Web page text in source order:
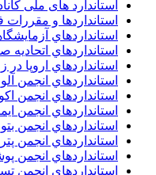
استاندارد های ملی
استانداردها و مقررات
استانداردهاي
استانداردهاي اتحاديه
استانداردهاي اروپا
استانداردهاي انجمن
استانداردهاي انجمن
استانداردهاي انجمن
استانداردهاي انجمن
استانداردهاي انجمن
استانداردهاي
استانداردهاي انجمن